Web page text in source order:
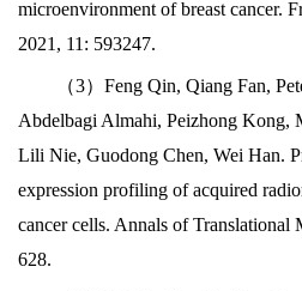
microenvironment of breast cancer.
2021, 11: 593247.
（3）Feng Qin, Qiang Fan,
Abdelbagi Almahi, Peizhong Kong,
Lili Nie, Guodong Chen, Wei Han.
expression profiling of acquired
cancer cells. Annals of Translational
628.